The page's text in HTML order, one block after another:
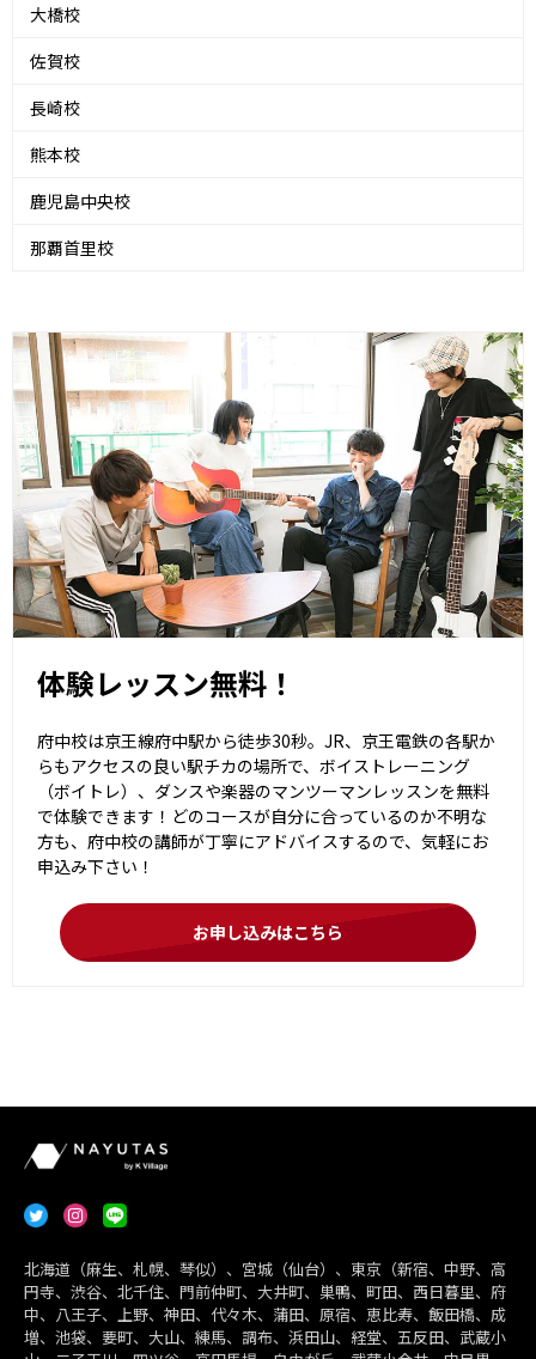
大橋校
佐賀校
長崎校
熊本校
鹿児島中央校
那覇首里校
体験レッスン無料！
府中校は京王線府中駅から徒歩30秒。JR、京王電鉄の各駅か
らもアクセスの良い駅チカの場所で、ボイストレーニング
（ボイトレ）、ダンスや楽器のマンツーマンレッスンを無料
で体験できます！どのコースが自分に合っているのか不明な
方も、府中校の講師が丁寧にアドバイスするので、気軽にお
申込み下さい！
お申し込みはこちら
北海道（麻生、札幌、琴似）、宮城（仙台）、東京（新宿、中野、高
円寺、渋谷、北千住、門前仲町、大井町、巣鴨、町田、西日暮里、府
中、八王子、上野、神田、代々木、蒲田、原宿、恵比寿、飯田橋、成
増、池袋、要町、大山、練馬、調布、浜田山、経堂、五反田、武蔵小